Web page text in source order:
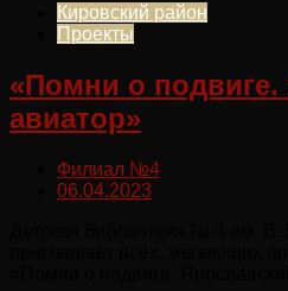
Кировский район
Проекты
«Помни о подвиге.
авиатор»
Филиал №4
06.04.2023